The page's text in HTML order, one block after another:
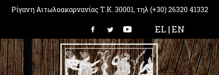
Ρίγανη Αιτωλοακαρνανίας Τ.Κ. 30001, τηλ (+30) 26320 41332
EL |EN